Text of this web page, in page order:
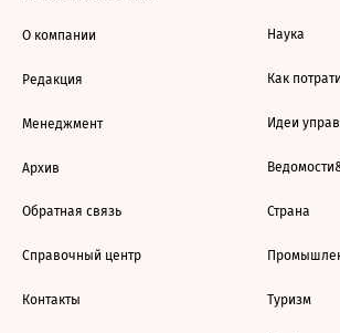
О компании
Редакция
Менеджмент
Архив
Обратная связь
Справочный центр
Контакты
Наука
Как
Идеи
Страна
Туризм